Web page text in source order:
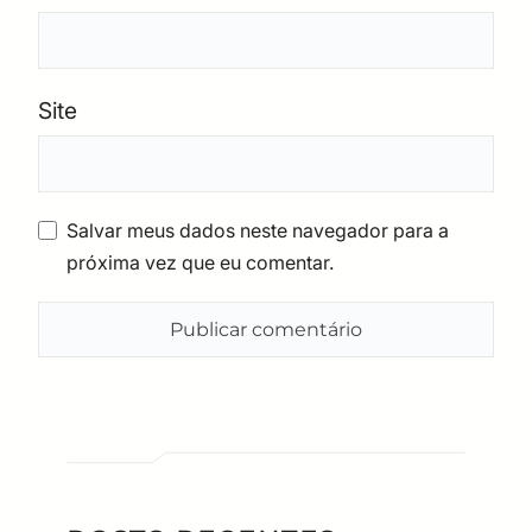
Site
Salvar meus dados neste navegador para a
próxima vez que eu comentar.